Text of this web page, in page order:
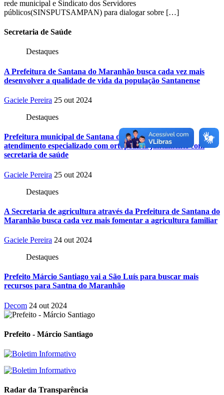
rede municipal e Sindicato dos Servidores
públicos(SINSPUTSAMPAN) para dialogar sobre […]
Secretaria de Saúde
Destaques
A Prefeitura de Santana do Maranhão busca cada vez mais
desenvolver a qualidade de vida da população Santanense
Gaciele Pereira 25 out 2024
Destaques
Prefeitura municipal de Santana do Maranhão oferece
atendimento especializado com ortopedista juntamente com
secretaria de saúde
Gaciele Pereira 25 out 2024
Destaques
A Secretaria de agricultura através da Prefeitura de Santana do
Maranhão busca cada vez mais fomentar a agricultura familiar
Gaciele Pereira 24 out 2024
Destaques
Prefeito Márcio Santiago vai a São Luís para buscar mais
recursos para Santna do Maranhão
Decom 24 out 2024
Prefeito - Márcio Santiago
Radar da Transparência